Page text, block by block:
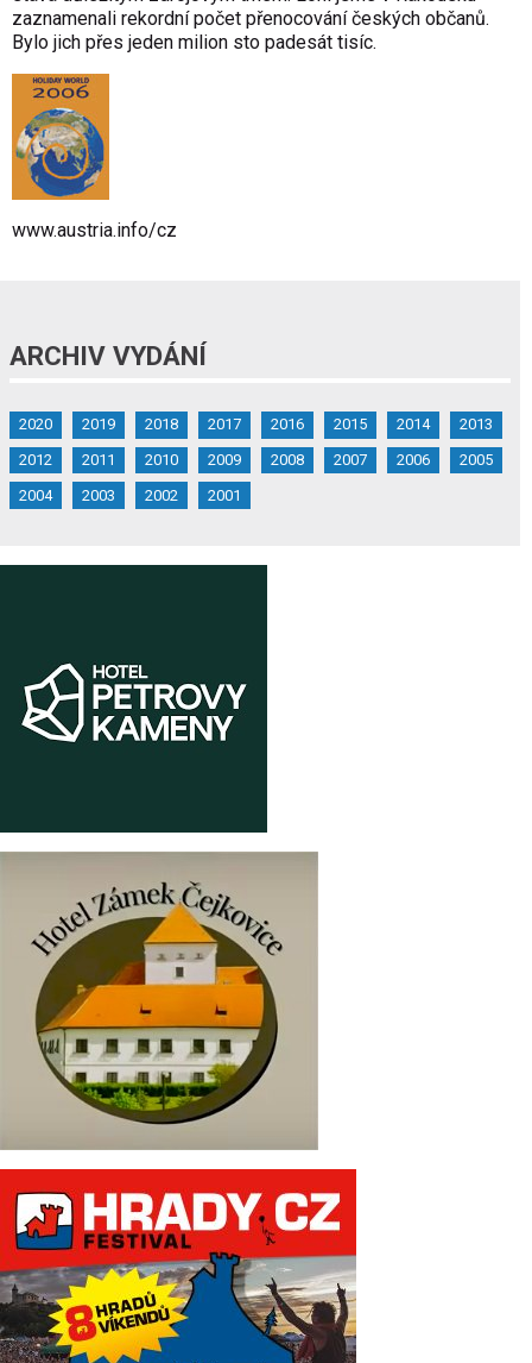
zaznamenali rekordní počet přenocování českých občanů.
Bylo jich přes jeden milion sto padesát tisíc.
www.austria.info/cz
ARCHIV VYDÁNÍ
2020 2019 2018 2017 2016 2015 2014
2013
2012
2011 2010 2009 2008 2007 2006
2005
2004
2003 2002 2001